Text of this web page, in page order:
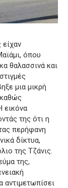
όπου
θαλασσινά και
μια μικρή
εικόνα
της ότι η
περήφανη
δίκτυα,
της Τζάνις.
της,
αντιμετωπίσει